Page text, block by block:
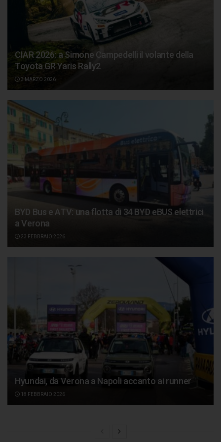
CIAR 2026: a Simone Campedelli il volante della
Toyota GR Yaris Rally2
3 MARZO 2026
BYD Bus e ATV: una flotta di 34 BYD eBUS elettrici
a Verona
23 FEBBRAIO 2026
Hyundai, da Verona a Napoli accanto ai runner
18 FEBBRAIO 2026